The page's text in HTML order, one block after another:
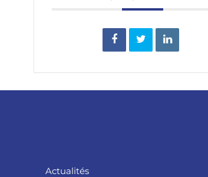
Actualités